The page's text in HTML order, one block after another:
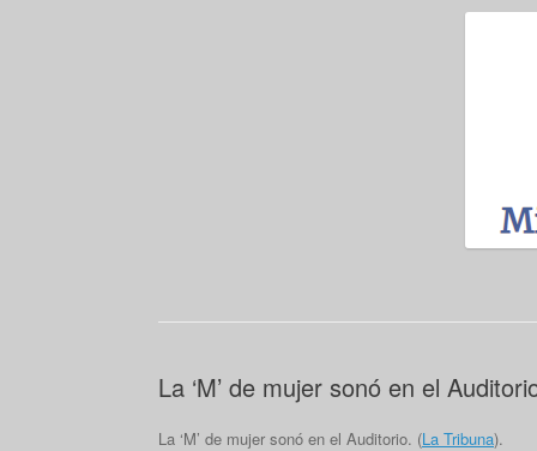
La ‘M’ de mujer sonó en el
La ‘M’ de mujer sonó en el Auditorio. (La Tribuna).